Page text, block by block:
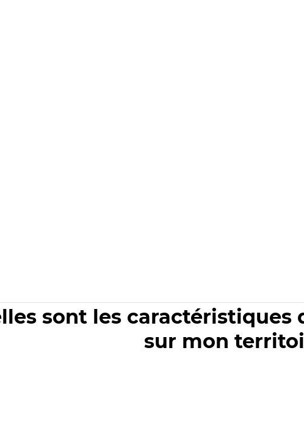
sont les caractéristiques
sur mon